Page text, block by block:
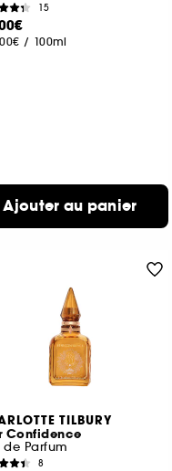
15
/ 100ml
Ajouter au panier
TILBURY
Confidence
de Parfum
8